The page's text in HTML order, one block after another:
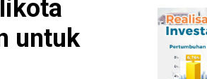
untuk